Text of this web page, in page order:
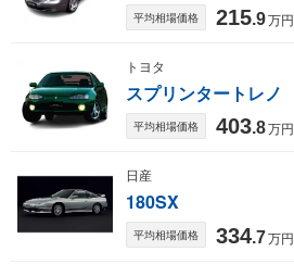
平均相場価格 215.9万円
トヨタ
スプリンタートレノ
平均相場価格 403.8万円
日産
180SX
平均相場価格 334.7万円